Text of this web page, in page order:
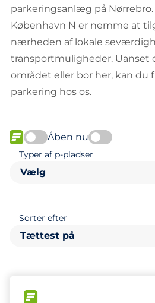
parkeringsanlæg på Nørrebro.
København N er nemme at
nærheden af lokale
transportmuligheder. Uanset
området eller bor her, kan du
parkering hos os.
FLOW
Åben nu
Typer af p-pladser
Vælg
Sorter efter
Tættest på